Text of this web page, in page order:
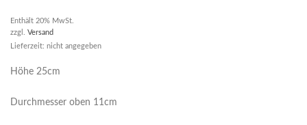
Enthält 20% MwSt.
zzgl. Versand
Lieferzeit: nicht angegeben
Höhe 25cm
Durchmesser oben 11cm